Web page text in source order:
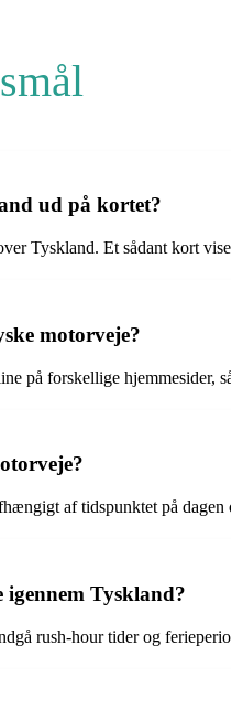
ud på kortet?
Tyskland. Et sådant kort
motorveje?
på forskellige
af tidspunktet på
Tyskland?
rush-hour tider og